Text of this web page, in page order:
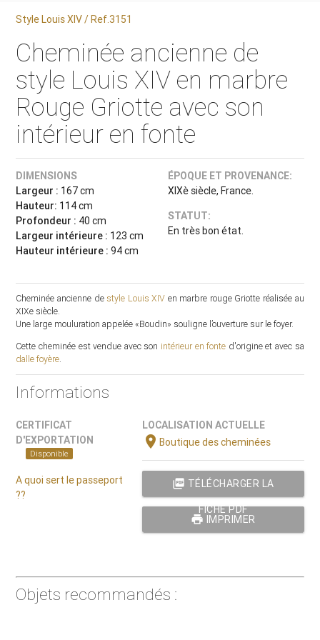
Style Louis XIV / Ref.3151
Cheminée ancienne de
style Louis XIV en marbre
Rouge Griotte avec son
intérieur en fonte
DIMENSIONS
Largeur : 167 cm
Hauteur: 114 cm
Profondeur : 40 cm
Largeur intérieure : 123 cm
Hauteur intérieure :94 cm
ÉPOQUE ET PROVENANCE:
XIXè siècle, France.
STATUT:
En très bon état.
Cheminée ancienne de style Louis XIV en marbre rouge Griotte réalisée au
XIXe siècle.
Une large mouluration appelée «Boudin» souligne l’ouverture sur le foyer.
Cette cheminée est vendue avec son intérieur en fonte d'origine et avec sa
dalle foyère
Informations
CERTIFICAT
D'EXPORTATION
Disponible
A quoi sert le passeport
??
LOCALISATION ACTUELLE
location_onBoutique des cheminées
picture_as_pdf TÉLÉCHARGER LA
FICHE PDF
print IMPRIMER
Objets recommandés :